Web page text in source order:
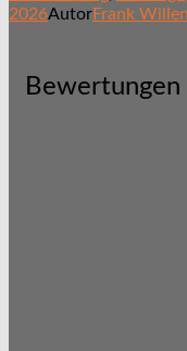
2026AutorFrank
Bewertungen